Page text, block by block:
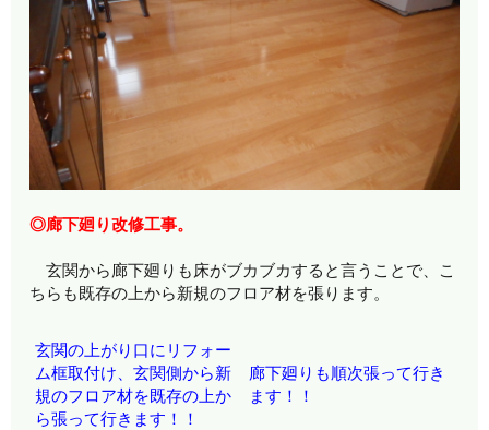
◎廊下廻り改修工事。
玄関から廊下廻りも床がブカブカすると言うことで、こ
ちらも既存の上から新規のフロア材を張ります。
玄関の上がり口にリフォー
ム框取付け、玄関側から新
規のフロア材を既存の上か
ら張って行きます！！
廊下廻りも順次張って行き
ます！！